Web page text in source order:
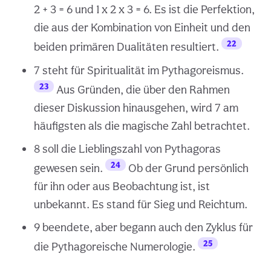
2 + 3 = 6 und 1 x 2 x 3 = 6. Es ist die Perfektion,
die aus der Kombination von Einheit und den
beiden primären Dualitäten resultiert.
22
7 steht für Spiritualität im Pythagoreismus.
23
Aus Gründen, die über den Rahmen
dieser Diskussion hinausgehen, wird 7 am
häufigsten als die magische Zahl betrachtet.
8 soll die Lieblingszahl von Pythagoras
gewesen sein.
24
Ob der Grund persönlich
für ihn oder aus Beobachtung ist, ist
unbekannt. Es stand für Sieg und Reichtum.
9 beendete, aber begann auch den Zyklus für
die Pythagoreische Numerologie.
25